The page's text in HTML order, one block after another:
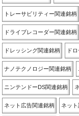
トレーサビリティー関連銘柄
ドライブレコーダー関連銘柄
ドレッシング関連銘柄 ド
ナノテクノロジー関連銘柄
ニンテンドーDS関連銘柄
ネット広告関連銘柄 ネッ